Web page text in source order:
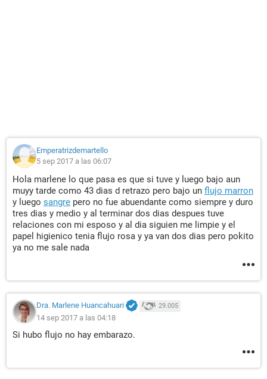
Emperatrizdemartello
5 sep 2017 a las 06:07
Hola marlene lo que pasa es que si tuve y luego bajo aun
muyy tarde como 43 dias d retrazo pero bajo un flujo marron
y luego sangre pero no fue abuendante como siempre y duro
tres dias y medio y al terminar dos dias despues tuve
relaciones con mi esposo y al dia siguien me limpie y el
papel higienico tenia flujo rosa y ya van dos dias pero pokito
ya no me sale nada
Dra. Marlene Huancahuari 29.005
14 sep 2017 a las 04:18
Si hubo flujo no hay embarazo.